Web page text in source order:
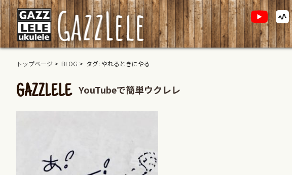
トップページ > BLOG > タグ: やれるときにやる
GAZZLELE YouTubeで簡単ウクレレ